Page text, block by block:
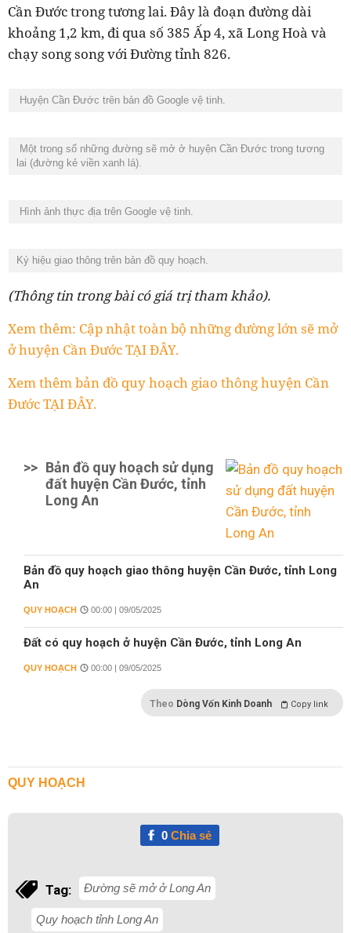
Cần Đước trong tương lai. Đây là đoạn đường dài
khoảng 1,2 km, đi qua số 385 Ấp 4, xã Long Hoà và
chạy song song với Đường tỉnh 826.
Huyện Cần Đước trên bản đồ Google vệ tinh.
Một trong số những đường sẽ mở ở huyện Cần Đước trong tương
lai (đường kẻ viền xanh lá).
Hình ảnh thực địa trên Google vệ tinh.
Ký hiệu giao thông trên bản đồ quy hoạch.
(Thông tin trong bài có giá trị tham khảo).
Xem thêm: Cập nhật toàn bộ những đường lớn sẽ mở
ở huyện Cần Đước TẠI ĐÂY.
Xem thêm bản đồ quy hoạch giao thông huyện Cần
Đước TẠI ĐÂY.
>> Bản đồ quy hoạch sử dụng
đất huyện Cần Đước, tỉnh
Long An
Bản đồ quy hoạch giao thông huyện Cần Đước, tỉnh Long
An
QUY HOẠCH 00:00 | 09/05/2025
Đất có quy hoạch ở huyện Cần Đước, tỉnh Long An
QUY HOẠCH 00:00 | 09/05/2025
Theo Dòng Vốn Kinh Doanh Copy link
QUY HOẠCH
0Chia sẻ
Tag: Đường sẽ mở ở Long An
Quy hoạch tỉnh Long An